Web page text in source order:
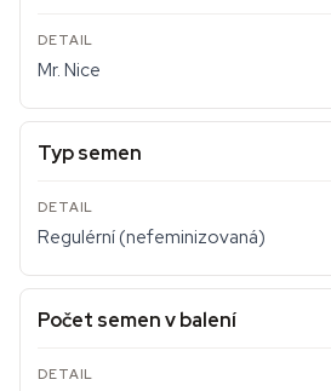
Mr. Nice
Typ semen
Regulérní (nefeminizovaná)
Počet semen v balení